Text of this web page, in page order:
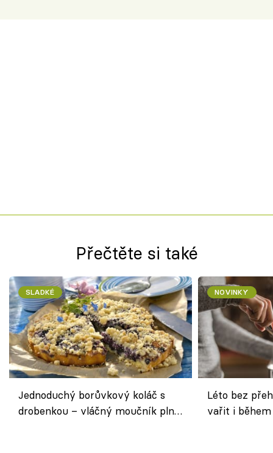
Přečtěte si také
SLADKÉ
Jednoduchý borůvkový koláč s
drobenkou – vláčný moučník plný
NOVINKY
Léto bez
vařit i